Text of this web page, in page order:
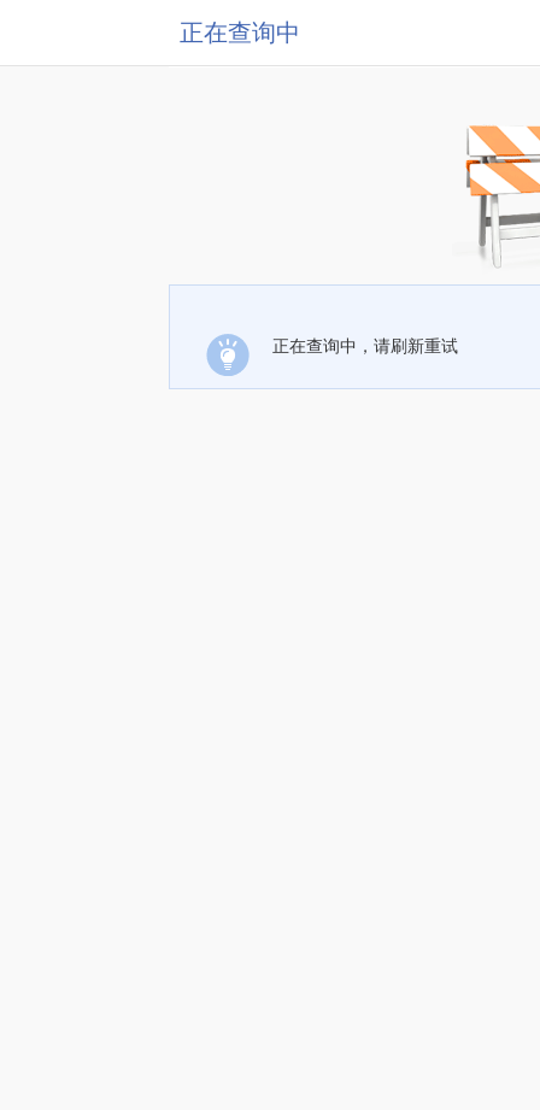
正在查询中
正在查询中，请刷新重试